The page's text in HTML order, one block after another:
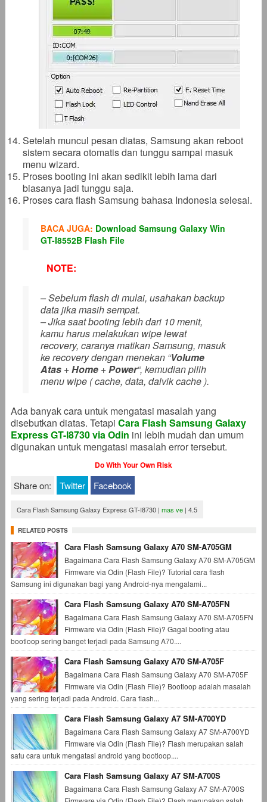
Setelah muncul pesan diatas, Samsung akan reboot
sistem secara otomatis dan tunggu sampai masuk
menu wizard.
Proses booting ini akan sedikit lebih lama dari
biasanya jadi tunggu saja.
Proses cara flash Samsung bahasa Indonesia selesai.
BACA JUGA: Download Samsung Galaxy Win
GT-I8552B Flash File
NOTE:
– Sebelum flash di mulai, usahakan backup
data jika masih sempat.
– Jika saat booting lebih dari 10 menit,
kamu harus melakukan wipe lewat
recovery, caranya matikan Samsung, masuk
ke recovery dengan menekan “Volume
Atas+Home+Power“, kemudian pilih
menu wipe ( cache, data, dalvik cache ).
Ada banyak cara untuk mengatasi masalah yang
disebutkan diatas. Tetapi Cara Flash Samsung Galaxy
Express GT-I8730 via Odin ini lebih mudah dan umum
digunakan untuk mengatasi masalah error tersebut.
Do With Your Own Risk
Share on: Twitter Facebook
Cara Flash Samsung Galaxy Express GT-I8730| mas ve | 4.5
RELATED POSTS
Cara Flash Samsung Galaxy A70 SM-A705GM
Bagaimana Cara Flash Samsung Galaxy A70 SM-A705GM
Firmware via Odin (Flash File)? Tutorial cara flash
Samsung ini digunakan bagi yang Android-nya mengalami...
Cara Flash Samsung Galaxy A70 SM-A705FN
Bagaimana Cara Flash Samsung Galaxy A70 SM-A705FN
Firmware via Odin (Flash File)? Gagal booting atau
bootloop sering banget terjadi pada Samsung A70....
Cara Flash Samsung Galaxy A70 SM-A705F
Bagaimana Cara Flash Samsung Galaxy A70 SM-A705F
Firmware via Odin (Flash File)? Bootloop adalah masalah
yang sering terjadi pada Android. Cara flash...
Cara Flash Samsung Galaxy A7 SM-A700YD
Bagaimana Cara Flash Samsung Galaxy A7 SM-A700YD
Firmware via Odin (Flash File)? Flash merupakan salah
satu cara untuk mengatasi android yang bootloop....
Cara Flash Samsung Galaxy A7 SM-A700S
Bagaimana Cara Flash Samsung Galaxy A7 SM-A700S